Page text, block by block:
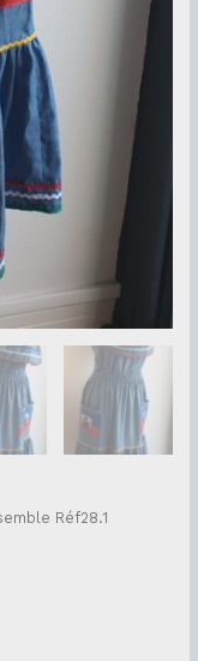
Réf28.1